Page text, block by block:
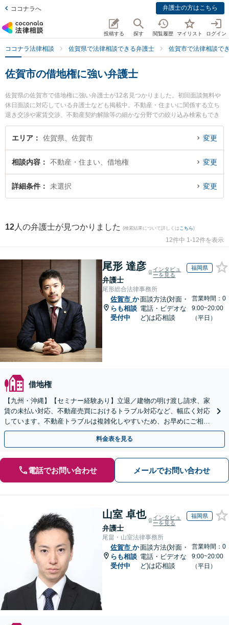
ココナラへ 弁護士の方はこちら
投稿する 探す 閲覧履歴 マイリスト ログイン
ココナラ法律相談 佐賀県で法律相談できる弁護士 佐賀市で法律相談で
佐賀市の借地権に強い弁護士
佐賀県の佐賀市で借地権に強い弁護士が12名見つかりました。初回面談無料や
休日面談に対応している弁護士なども掲載中。不動産・住まいに関係する立ち
退き交渉や家賃交渉、不動産契約解除等の細かな分野での絞り込み検索もでき
便利です。特に小畑法律事務所の野口 大弁護士やありあけ法律事務所の富永 洋
一弁護士、半田法律事務所の江藤 豊史弁護士のプロフィール情報や弁護士費
用、強みなどが注目されています。『佐賀市で土日や夜間に発生した借地権の
な近くの弁護士を検索したい』『初回相談無料で借地権を法律相談できる佐賀
市内の弁護士に相談予約したい』などでお困りの相談者さんにおすすめです。
エリア 佐賀県、佐賀市 変更
相談内容 不動産・住まい、借地権 変更
詳細条件 未選択 変更
12 人の弁護士が見つかりました (検索結果について詳しくは こちら)
12件中 1-12件を表示
尾形 達彦
弁護士
インタビュ
ーを見る
福岡県
尾形総合法律事務所
佐賀市 か
らも相談
受付中
面談方法(対面・
電話・ビデオな
ど)は応相談
営業時間：0
9:00~20:00
（平日）
借地権
【九州・沖縄】【セミナー経験あり】立退／建物の明け渡し請求、家
賃の未払い対応、不動産売買におけるトラブル対応など、幅広く対応
しています。不動産トラブルは複雑化しやすいため、お早めにご相談
ください。【休日・夜間面談可】
料金表を見る
電話でお問い合わせ メールでお問い合わせ
山室 卓也
弁護士
インタビュ
ーを見る
福岡県
尾畠・山室法律事務所
佐賀市 か
らも相談
受付中
面談方法(対面・
電話・ビデオな
ど)は応相談
営業時間：0
9:00~20:00
（平日）